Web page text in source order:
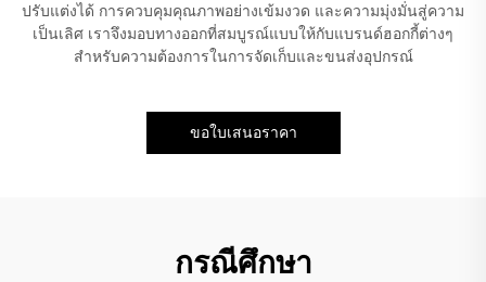
ปรับแต่งได้ การควบคุมคุณภาพอย่างเข้มงวด และความมุ่งมั่นสู่ความ
เป็นเลิศ เราจึงมอบทางออกที่สมบูรณ์แบบให้กับแบรนด์ฮอกกี้ต่างๆ
สำหรับความต้องการในการจัดเก็บและขนส่งอุปกรณ์
ขอใบเสนอราคา
กรณีศึกษา